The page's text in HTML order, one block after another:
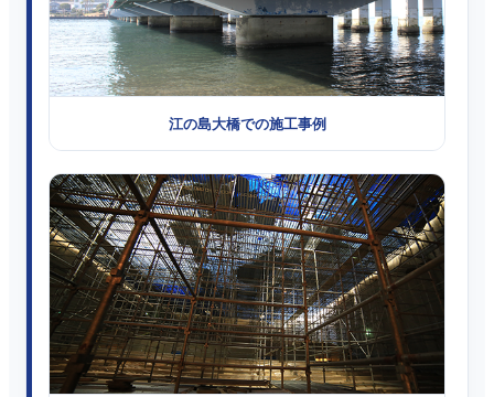
江の島大橋での施工事例